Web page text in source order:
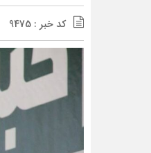
کد خبر : 9475